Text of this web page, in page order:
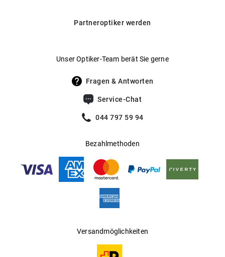
Partneroptiker werden
Unser Optiker-Team berät Sie gerne
Fragen & Antworten
Service-Chat
044 797 59 94
Bezahlmethoden
Versandmöglichkeiten